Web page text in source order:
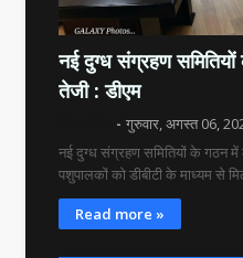
नई दुग्ध संग्रहण
तेजी : डीएम
गुरुवार, अगस्त 06,
नई दुग्ध संग्रहण समितियों के गठन में
पशुपालकों को डीबीटी के माध्यम से
Read more »